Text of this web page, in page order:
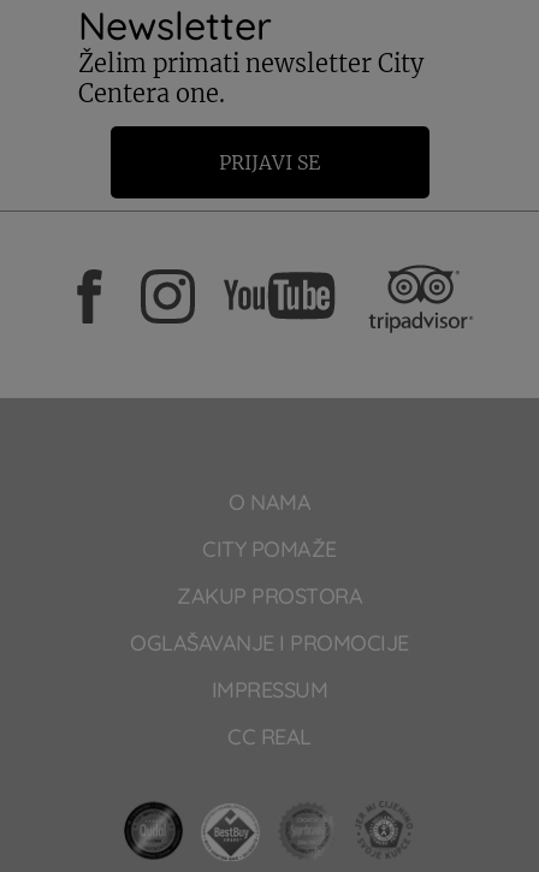
Newsletter
Želim primati newsletter City
Centera one.
PRIJAVI SE
O NAMA
CITY POMAŽE
ZAKUP PROSTORA
OGLAŠAVANJE I PROMOCIJE
IMPRESSUM
CC REAL